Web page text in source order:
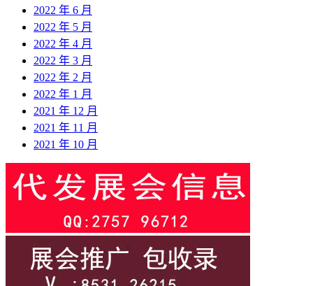
2022 年 6 月
2022 年 5 月
2022 年 4 月
2022 年 3 月
2022 年 2 月
2022 年 1 月
2021 年 12 月
2021 年 11 月
2021 年 10 月